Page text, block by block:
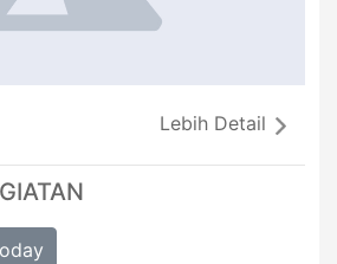
Lebih Detail